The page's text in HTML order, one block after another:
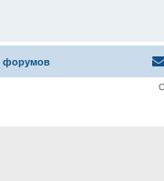
форумов